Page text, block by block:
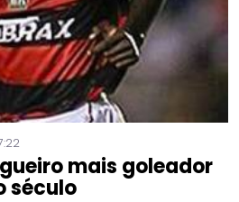
mais goleador
século